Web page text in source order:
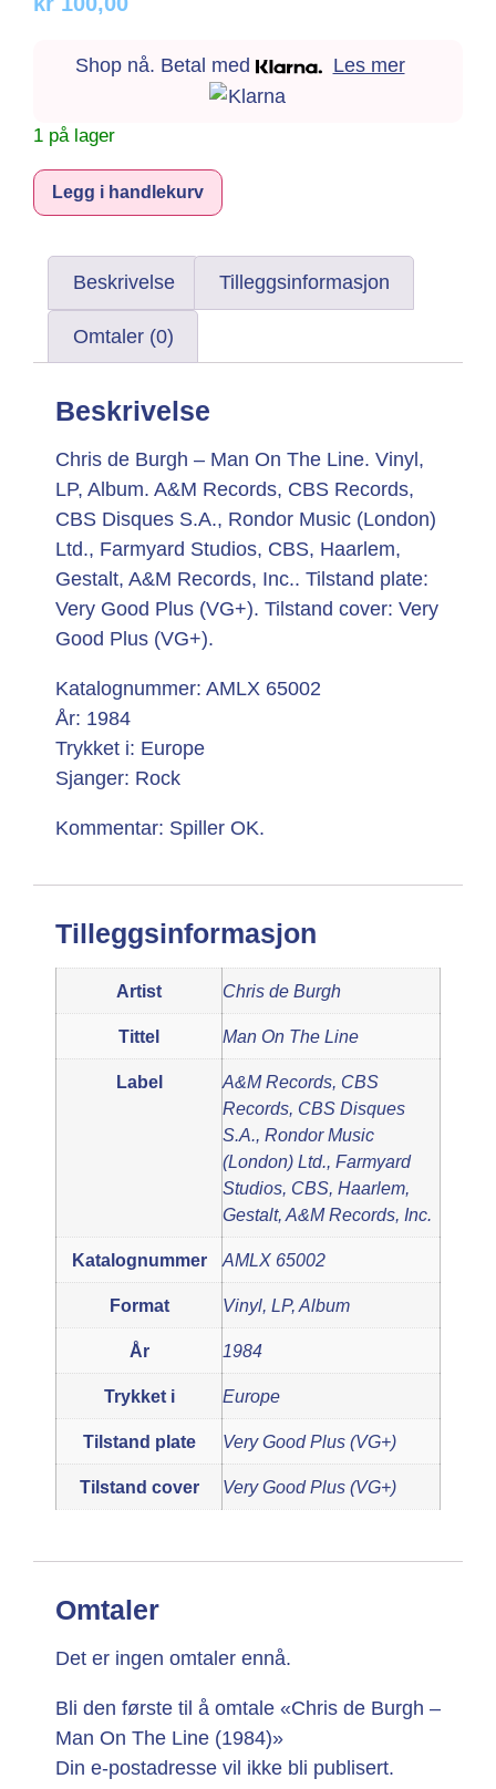
Shop nå. Betal med Les mer
1 på lager
Legg i handlekurv
Beskrivelse Tilleggsinformasjon
Omtaler (0)
Beskrivelse
Chris de Burgh – Man On The Line. Vinyl,
LP, Album. A&M Records, CBS Records,
CBS Disques S.A., Rondor Music (London)
Ltd., Farmyard Studios, CBS, Haarlem,
Gestalt, A&M Records, Inc.. Tilstand plate:
Very Good Plus (VG+). Tilstand cover: Very
Good Plus (VG+).
Katalognummer: AMLX 65002
År: 1984
Trykket i: Europe
Sjanger: Rock
Kommentar: Spiller OK.
Tilleggsinformasjon
Artist Chris de Burgh
Tittel Man On The Line
Label
A&M Records, CBS
Records, CBS Disques
S.A., Rondor Music
(London) Ltd., Farmyard
Studios, CBS, Haarlem,
Gestalt, A&M Records, Inc.
Katalognummer AMLX 65002
Format Vinyl, LP, Album
År 1984
Trykket i Europe
Tilstand plate Very Good Plus (VG+)
Tilstand cover Very Good Plus (VG+)
Omtaler
Det er ingen omtaler ennå.
Bli den første til å omtale «Chris de Burgh –
Man On The Line (1984)»
Din e-postadresse vil ikke bli publisert.